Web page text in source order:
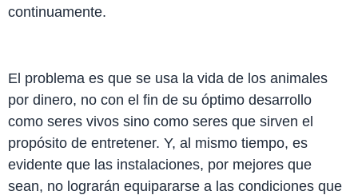
continuamente.
El problema es que se usa la vida de los animales
por dinero, no con el fin de su óptimo desarrollo
como seres vivos sino como seres que sirven el
propósito de entretener. Y, al mismo tiempo, es
evidente que las instalaciones, por mejores que
sean, no lograrán equipararse a las condiciones que